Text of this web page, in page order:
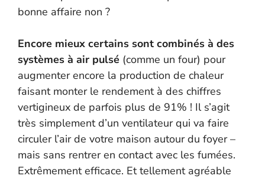
bonne affaire non ?
Encore mieux certains sont combinés à des
systèmes à air pulsé (comme un four) pour
augmenter encore la production de chaleur
faisant monter le rendement à des chiffres
vertigineux de parfois plus de 91% ! Il s’agit
très simplement d’un ventilateur qui va faire
circuler l’air de votre maison autour du foyer –
mais sans rentrer en contact avec les fumées.
Extrêmement efficace. Et tellement agréable